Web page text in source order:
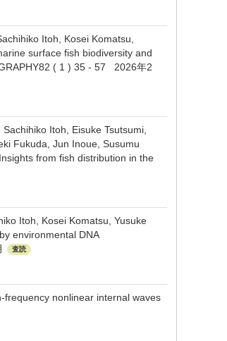
Itoh, Kosei Komatsu,
surface fish biodiversity and
( 1 ) 35 - 57 2026年2
Itoh, Eisuke Tsutsumi,
Fukuda, Jun Inoue, Susumu
from fish distribution in the
Itoh, Kosei Komatsu, Yusuke
environmental DNA
査読
frequency nonlinear internal waves